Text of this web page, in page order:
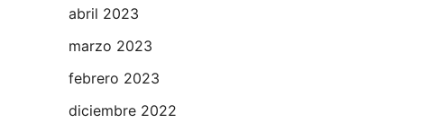
abril 2023
marzo 2023
febrero 2023
diciembre 2022